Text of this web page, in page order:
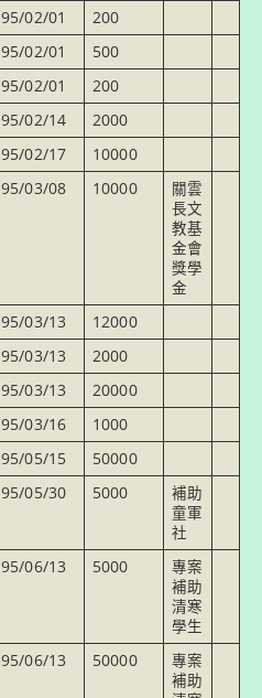
95/02/01
200
95/02/01
500
95/02/01
200
95/02/14
2000
95/02/17
10000
95/03/08 10000
關雲
長文
教基
金會
獎學
金
95/03/13
12000
95/03/13
2000
95/03/13
20000
95/03/16
1000
95/05/15
50000
95/05/30 5000
補助
童軍
社
95/06/13 5000
專案
補助
清寒
學生
95/06/13 50000
專案
補助